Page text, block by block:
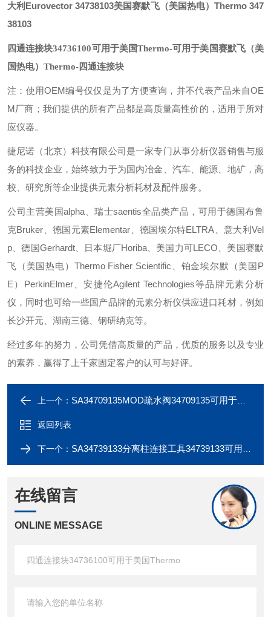
大利Eurovector 34738103美国赛默飞（美国热电）Thermo 347
38103
四通连接块34736100可用于美国Thermo-可用于美国赛默飞（美
国热电）Thermo-四通连接块
注：使用OEM编号仅仅是为了方便查询，并不代表产品来自OE
M厂商；我们提供的所有产品都是高质量高性价的，适用于所对
应仪器。
捷尼诺（北京）科技有限公司是一家专门从事分析仪器销售与服
务的科技企业，始终致力于为国内冶金、汽车、能源、地矿，高
校、研究所等企业提供元素分析耗材及配件服务。
公司主营美国alpha、瑞士saentis全品类产品，可用于德国布鲁
克Bruker、德国元素Elementar、德国埃尔特ELTRA、意大利Vel
p、德国Gerhardt、日本堀厂Horiba、美国力可LECO、美国赛默
飞（美国热电）Thermo Fisher Scientific、铂金埃尔默（美国P
E）PerkinElmer、安捷伦Agilent Technologies等品牌元素分析
仪，同时也可给一些国产品牌的元素分析仪供应进口耗材，例如
长沙开元、湖南三德、钢研纳克等。
经过多年的努力，公司凭借高质量的产品，优质的服务以及专业
的素养，赢得了上千家固定客户的认可与好评。
上一个： SA34709135MOD疏水阀34709135可用于美国Thermo
返回列表
下一个： SA34739133分离柱连接工具34739133可用于美国Thermo
在线留言
ONLINE MESSAGE